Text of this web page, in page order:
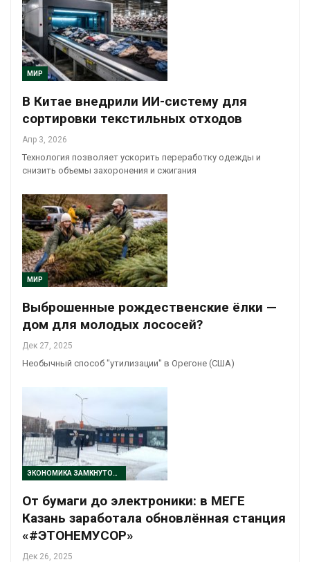
МИР
В Китае внедрили ИИ-систему для
сортировки текстильных отходов
Апр 3, 2026
Технология позволяет ускорить переработку одежды и
снизить объемы захоронения и сжигания
МИР
Выброшенные рождественские ёлки —
дом для молодых лососей?
Дек 27, 2025
Необычный способ "утилизации" в Орегоне (США)
ЭКОНОМИКА ЗАМКНУТОГО ЦИКЛА
От бумаги до электроники: в МЕГЕ
Казань заработала обновлённая станция
«#ЭТОНЕМУСОР»
Дек 26, 2025